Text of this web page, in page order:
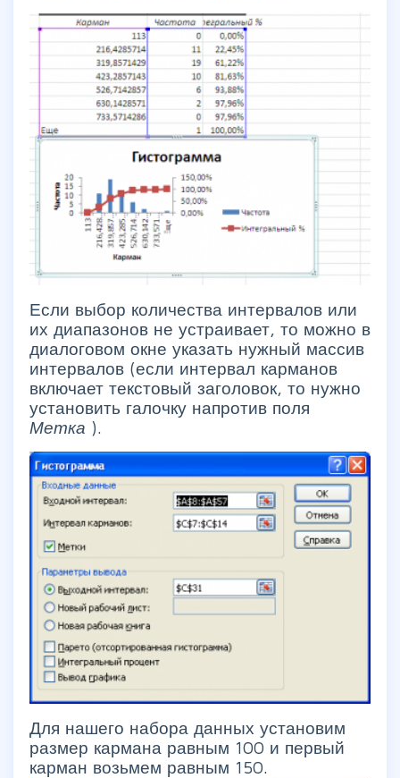
Если выбор количества интервалов или
их диапазонов не устраивает, то можно в
диалоговом окне указать нужный массив
интервалов (если интервал карманов
включает текстовый заголовок, то нужно
установить галочку напротив поля
Метка ).
Для нашего набора данных установим
размер кармана равным 100 и первый
карман возьмем равным 150.